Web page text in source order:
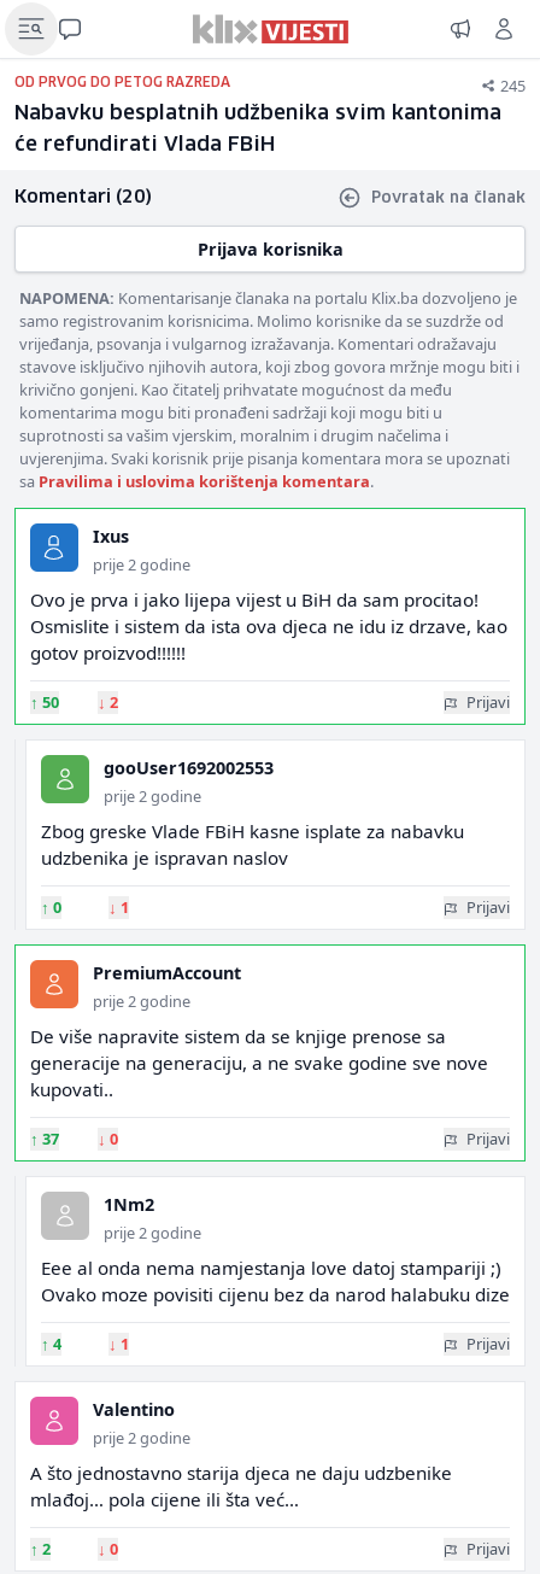
OD PRVOG DO PETOG RAZREDA 245
Nabavku besplatnih udžbenika svim kantonima
će refundirati Vlada FBiH
Komentari (20) Povratak na članak
Prijava korisnika
NAPOMENA: Komentarisanje članaka na portalu Klix.ba dozvoljeno je
samo registrovanim korisnicima. Molimo korisnike da se suzdrže od
vrijeđanja, psovanja i vulgarnog izražavanja. Komentari odražavaju
stavove isključivo njihovih autora, koji zbog govora mržnje mogu biti i
krivično gonjeni. Kao čitatelj prihvatate mogućnost da među
komentarima mogu biti pronađeni sadržaji koji mogu biti u
suprotnosti sa vašim vjerskim, moralnim i drugim načelima i
uvjerenjima. Svaki korisnik prije pisanja komentara mora se upoznati
sa Pravilima i uslovima korištenja komentara.
Ixus
prije 2 godine
Ovo je prva i jako lijepa vijest u BiH da sam procitao!
Osmislite i sistem da ista ova djeca ne idu iz drzave, kao
gotov proizvod!!!!!!
↑ 50 ↓ 2 Prijavi
gooUser1692002553
prije 2 godine
Zbog greske Vlade FBiH kasne isplate za nabavku
udzbenika je ispravan naslov
↑ 0 ↓ 1 Prijavi
PremiumAccount
prije 2 godine
De više napravite sistem da se knjige prenose sa
generacije na generaciju, a ne svake godine sve nove
kupovati..
↑ 37 ↓ 0 Prijavi
1Nm2
prije 2 godine
Eee al onda nema namjestanja love datoj stampariji ;)
Ovako moze povisiti cijenu bez da narod halabuku dize
↑ 4 ↓ 1 Prijavi
Valentino
prije 2 godine
A što jednostavno starija djeca ne daju udzbenike
mlađoj… pola cijene ili šta već…
↑ 2 ↓ 0 Prijavi